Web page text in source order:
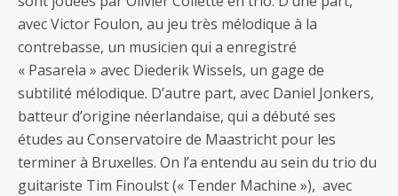
avec Victor Foulon, au jeu très mélodique à la
contrebasse, un musicien qui a enregistré
« Pasarela » avec Diederik Wissels, un gage de
subtilité mélodique. D’autre part, avec Daniel Jonkers,
batteur d’origine néerlandaise, qui a débuté ses
études au Conservatoire de Maastricht pour les
terminer à Bruxelles. On l’a entendu au sein du trio du
guitariste Tim Finoulst (« Tender Machine »), avec